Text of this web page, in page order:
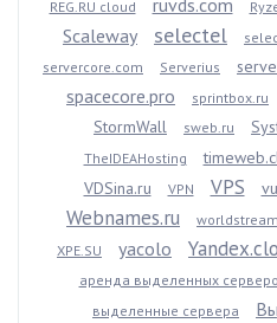
REG.RU cloud ruvds.com
Scaleway selectel
servercore.com
Serverius
spacecore.pro sprintbox.ru
StormWall
sweb.ru
TheIDEAHosting
VDSina.ru VPN VPS
Webnames.ru worldstream
XPE.SU
yacolo
аренда выделенных
выделенные сервера